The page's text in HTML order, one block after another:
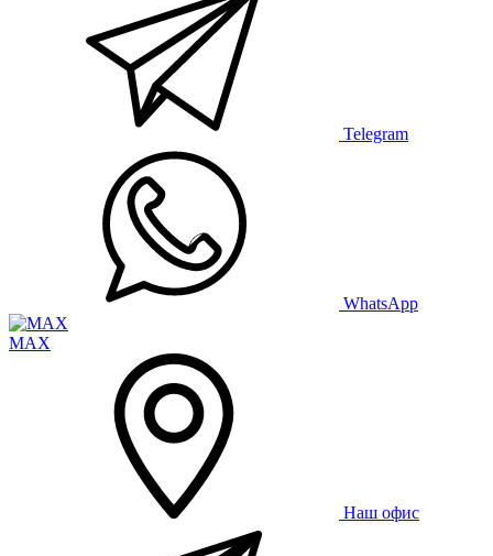
Telegram
WhatsApp
MAX
Наш офис